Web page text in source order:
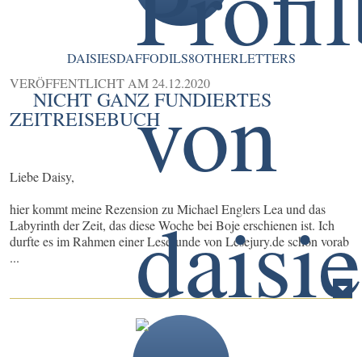
DAISIESDAFFODILS8OTHERLETTERS
VERÖFFENTLICHT AM24.12.2020
NICHT GANZ FUNDIERTES
ZEITREISEBUCH
Liebe Daisy,
hier kommt meine Rezension zu Michael Englers Lea und das
Labyrinth der Zeit, das diese Woche bei Boje erschienen ist. Ich
durfte es im Rahmen einer Leserunde von Lesejury.de schon vorab
...